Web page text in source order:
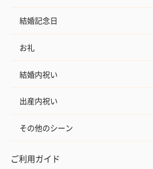
結婚記念日
お礼
結婚内祝い
出産内祝い
その他のシーン
ご利用ガイド